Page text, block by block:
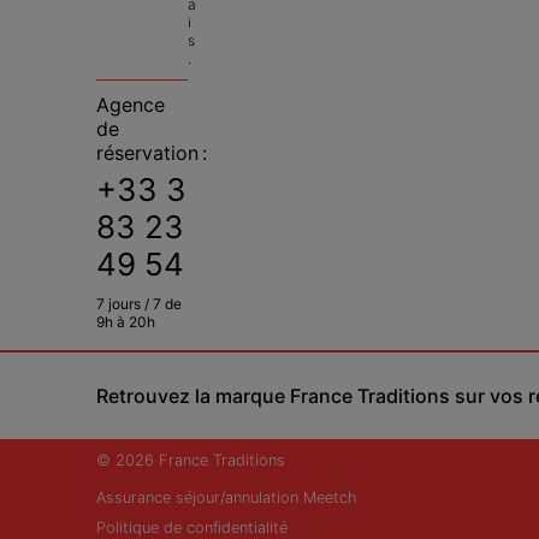
a
i
s
.
Agence
de
réservation :
+33 3
83 23
49 54
7 jours / 7 de
9h à 20h
Retrouvez la marque France Traditions sur vos
© 2026 France Traditions
Assurance séjour/annulation Meetch
Politique de confidentialité